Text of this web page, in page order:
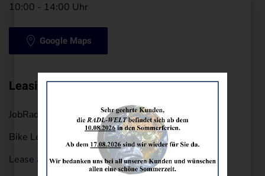
10:00 - 14:00 Uhr
Google Maps
Leasingpartner
JobRad
Bike Leasing
Lease a Bike